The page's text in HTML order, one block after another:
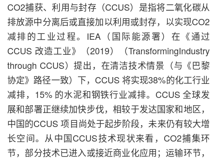
CO2捕获、利用与封存（CCUS）是指将二氧化碳从
排放源中分离后或直接加以利用或封存，以实现CO2
减排的工业过程。IEA（国际能源署）在《通过
CCUS 改造工业》（2019）（TransformingIndustry
through CCUS）提出，在清洁技术情景（与《巴黎
协定》路径一致）下，CCUS 将实现38%的化工行业
减排，15% 的水泥和钢铁行业减排。CCUS 全球发
展和部署正继续加快步伐，相较于发达国家和地区，
中国的CCUS 项目尚处于起步阶段，未来仍有较大增
长空间。从中国CCUS技术现状来看，CO2捕集环
节，部分技术已进入或接近商业化应用；运输环节，